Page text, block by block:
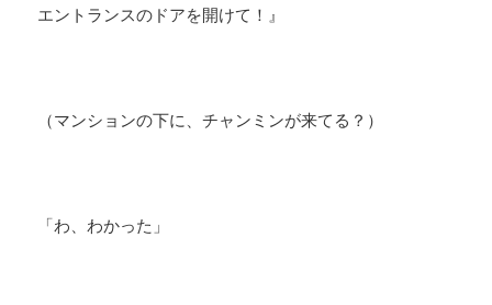
エントランスのドアを開けて！』
（マンションの下に、チャンミンが来てる？）
「わ、わかった」